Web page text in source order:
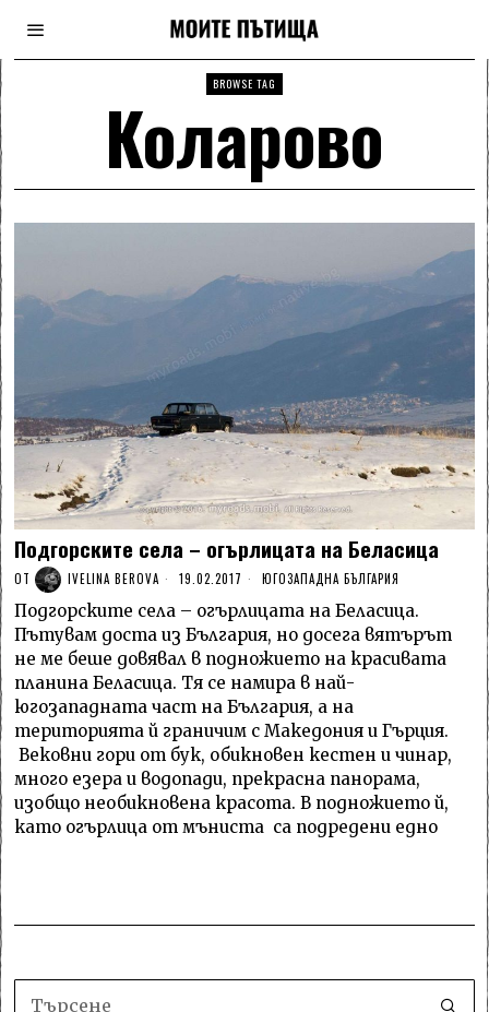
BROWSE TAG
Коларово
Подгорските села – огърлицата на Беласица
ОТ IVELINA BEROVA 19.02.2017 ЮГОЗАПАДНА БЪЛГАРИЯ
Подгорските села – огърлицата на Беласица.
Пътувам доста из България, но досега вятърът
не ме беше довявал в подножието на красивата
планина Беласица. Тя се намира в най-
югозападната част на България, а на
територията й граничим с Македония и Гърция.
Вековни гори от бук, обикновен кестен и чинар,
много езера и водопади, прекрасна панорама,
изобщо необикновена красота. В подножието й,
като огърлица от мъниста са подредени едно